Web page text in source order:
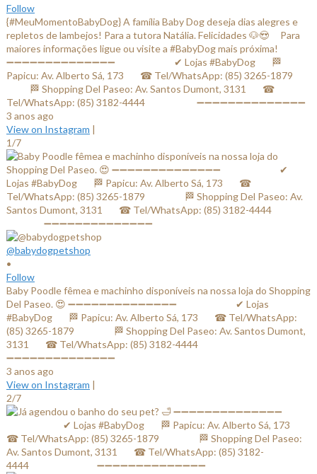
Follow
{#MeuMomentoBabyDog} A família Baby Dog deseja dias alegres e
repletos de lambejos! Para a tutora Natália. Felicidades 🐶😍 ⠀ Para
maiores informações ligue ou visite a #BabyDog mais próxima! ⠀
➖➖➖➖➖➖➖➖➖➖➖➖➖➖ ⠀⠀⠀⠀⠀⠀⠀⠀✔ Lojas #BabyDog⠀⠀ 🏁
Papicu: Av. Alberto Sá, 173⠀⠀ ☎ Tel/WhatsApp: (85) 3265-1879⠀⠀
⠀⠀⠀ 🏁 Shopping Del Paseo: Av. Santos Dumont, 3131⠀⠀ ☎
Tel/WhatsApp: (85) 3182-4444⠀⠀⠀⠀⠀⠀⠀ ➖➖➖➖➖➖➖➖➖➖➖➖➖➖
3 anos ago
View on Instagram |
1/7
@babydogpetshop
•
Follow
Baby Poodle fêmea e machinho disponíveis na nossa loja do Shopping
Del Paseo. 😍 ➖➖➖➖➖➖➖➖➖➖➖➖➖➖ ⠀⠀⠀⠀⠀⠀⠀⠀✔ Lojas
#BabyDog⠀⠀ 🏁 Papicu: Av. Alberto Sá, 173⠀⠀ ☎ Tel/WhatsApp:
(85) 3265-1879⠀⠀ ⠀⠀⠀ 🏁 Shopping Del Paseo: Av. Santos Dumont,
3131⠀⠀ ☎ Tel/WhatsApp: (85) 3182-4444⠀⠀⠀⠀ ⠀⠀⠀⠀⠀
➖➖➖➖➖➖➖➖➖➖➖➖➖➖
3 anos ago
View on Instagram |
2/7